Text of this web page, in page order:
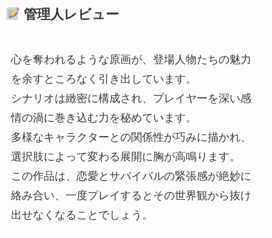
管理人レビュー
心を奪われるような原画が、登場人物たちの魅力
を余すところなく引き出しています。
シナリオは緻密に構成され、プレイヤーを深い感
情の渦に巻き込む力を秘めています。
多様なキャラクターとの関係性が巧みに描かれ、
選択肢によって変わる展開に胸が高鳴ります。
この作品は、恋愛とサバイバルの緊張感が絶妙に
絡み合い、一度プレイするとその世界観から抜け
出せなくなることでしょう。